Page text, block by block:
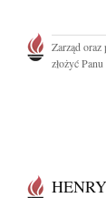
Zarząd
złożyć